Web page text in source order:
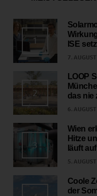
1
ISE
7.
2
LOOP
das nie
6.
3
Wien
Hitze
läuft
5.
Coole
der